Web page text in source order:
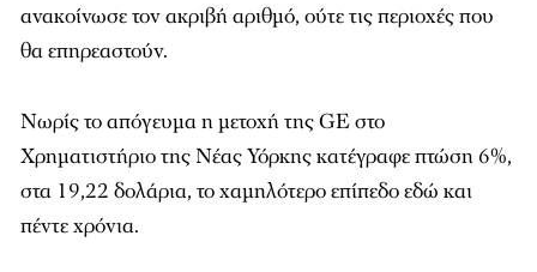
ανακοίνωσε τον ακριβή αριθμό, ούτε τις περιοχές που
θα επηρεαστούν.
Νωρίς το απόγευμα η μετοχή της GE στο
Χρηματιστήριο της Νέας Υόρκης κατέγραφε πτώση 6%,
στα 19,22 δολάρια, το χαμηλότερο επίπεδο εδώ και
πέντε χρόνια.